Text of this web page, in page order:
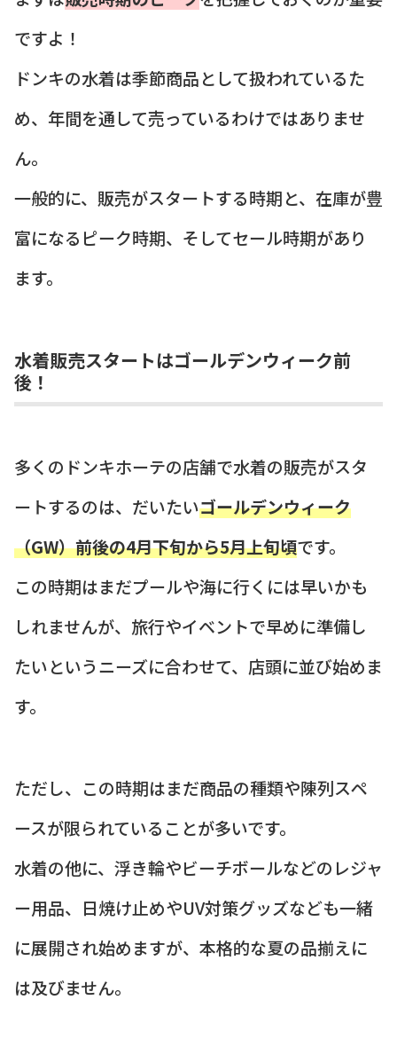
ですよ！
ドンキの水着は季節商品として扱われているた
め、年間を通して売っているわけではありませ
ん。
一般的に、販売がスタートする時期と、在庫が豊
富になるピーク時期、そしてセール時期があり
ます。
水着販売スタートはゴールデンウィーク前
後！
多くのドンキホーテの店舗で水着の販売がスタ
ートするのは、だいたいゴールデンウィーク
（GW）前後の4月下旬から5月上旬頃です。
この時期はまだプールや海に行くには早いかも
しれませんが、旅行やイベントで早めに準備し
たいというニーズに合わせて、店頭に並び始めま
す。
ただし、この時期はまだ商品の種類や陳列スペ
ースが限られていることが多いです。
水着の他に、浮き輪やビーチボールなどのレジャ
ー用品、日焼け止めやUV対策グッズなども一緒
に展開され始めますが、本格的な夏の品揃えに
は及びません。